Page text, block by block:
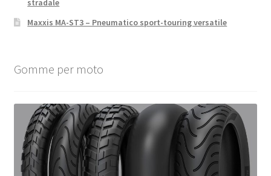
stradale
Maxxis MA-ST3 – Pneumatico sport-touring versatile
Gomme per moto